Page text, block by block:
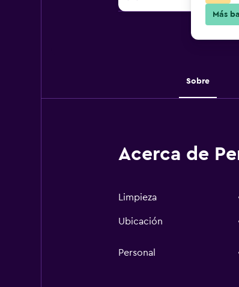
Sobre
Acerca de
Limpieza
Ubicación
Personal
Más